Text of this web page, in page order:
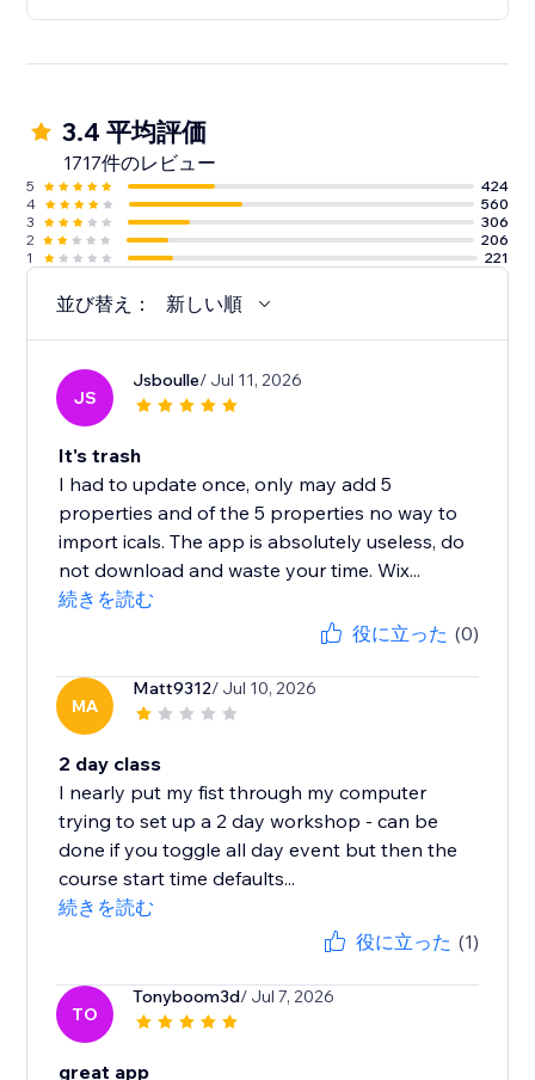
3.4 平均評価
1717件のレビュー
5
424
4
560
3
306
2
206
1
221
並び替え： 新しい順
JS
Jsboulle/ Jul 11, 2026
It's trash
I had to update once, only may add 5
properties and of the 5 properties no way to
import icals. The app is absolutely useless, do
not download and waste your time. Wix...
続きを読む
役に立った (0)
MA
Matt9312/ Jul 10, 2026
2 day class
I nearly put my fist through my computer
trying to set up a 2 day workshop - can be
done if you toggle all day event but then the
course start time defaults...
続きを読む
役に立った (1)
TO
Tonyboom3d/ Jul 7, 2026
great app